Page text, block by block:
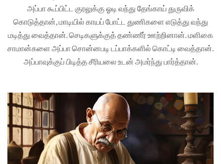
அப்பா கூப்பிட்ட குரலுக்கு ஓடி வந்து தேங்காய் துருவிக்
கொடுத்தான், மாடியில் காயப் போட்ட துணிகளை எடுத்து வந்து
மடித்து வைத்தான். செடிகளுக்குத் தண்ணீர் ஊற்றினான். மளிகை
சாமான்களை அப்பா சொன்னபடி டப்பாக்களில் கொட்டி வைத்தான்.
அப்பாவுக்குப் பிடித்த சீரியலை உடன் அமர்ந்து பார்த்தான்.